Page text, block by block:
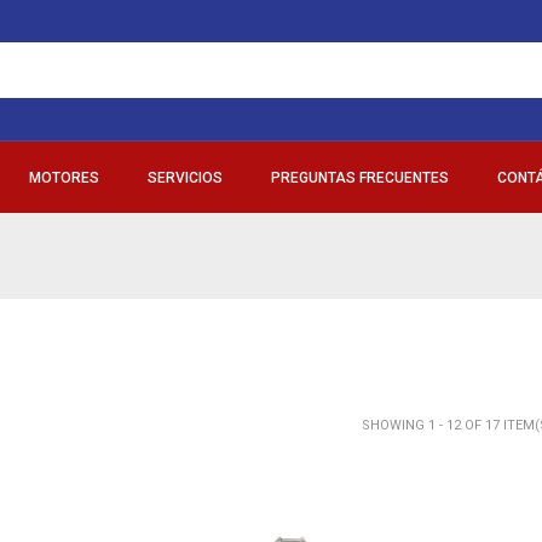
MOTORES SERVICIOS PREGUNTAS FRECUENTES
SHOWING 1 - 12 OF 17